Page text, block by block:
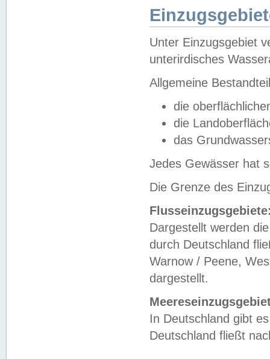
Unter Einzugsgebiet
unterirdisches
Allgemeine
die
die
das
Jedes Gewässer hat
Die Grenze des
Dargestellt werden
durch Deutschland
Warnow / Peene,
dargestellt.
In Deutschland gibt
Deutschland fließt